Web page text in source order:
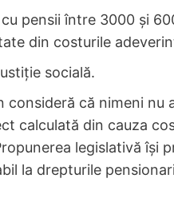
pensii între 3000 și
din costurile
socială.
consideră că nimeni
calculată din cauza
legislativă își
la drepturile